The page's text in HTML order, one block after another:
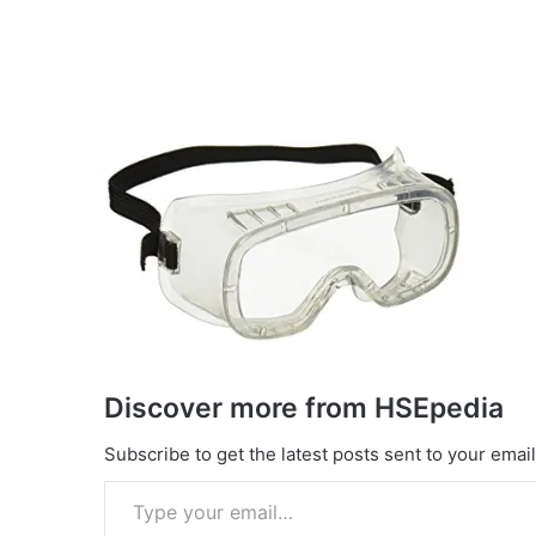
Discover more from HSEpedia
Subscribe to get the latest posts sent to your
Type your email…